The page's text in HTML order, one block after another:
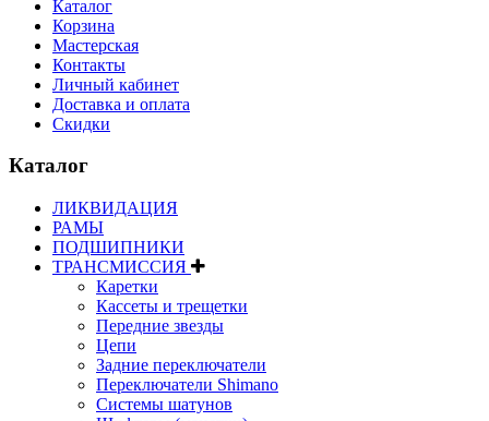
Каталог
Корзина
Мастерская
Контакты
Личный кабинет
Доставка и оплата
Скидки
Каталог
ЛИКВИДАЦИЯ
РАМЫ
ПОДШИПНИКИ
ТРАНСМИССИЯ
Каретки
Кассеты и трещетки
Передние звезды
Цепи
Задние переключатели
Переключатели Shimano
Системы шатунов